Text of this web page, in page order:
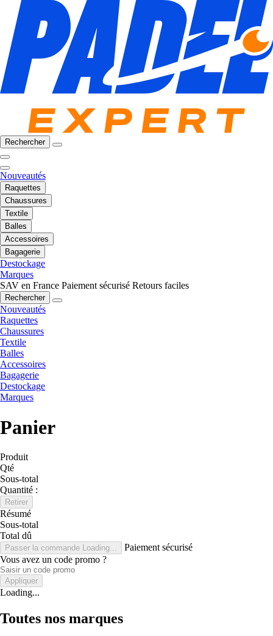
Rechercher
Nouveautés
Raquettes
Chaussures
Textile
Balles
Accessoires
Bagagerie
Destockage
Marques
SAV en France Paiement sécurisé Retours faciles
Rechercher
Nouveautés
Raquettes
Chaussures
Textile
Balles
Accessoires
Bagagerie
Destockage
Marques
Panier
Produit
Qté
Sous-total
Quantité :
Retirer
Résumé
Sous-total
Total dû
Passer la commande Loading...
Paiement sécurisé
Vous avez un code promo ?
Appliquer
Loading...
Toutes nos marques